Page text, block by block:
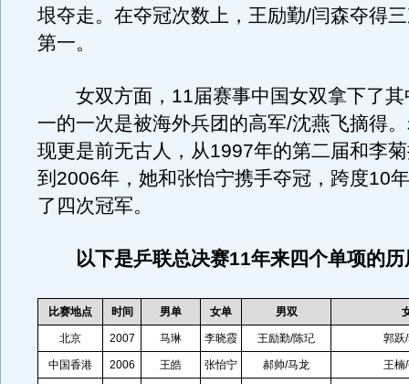
垠夺走。在夺冠次数上，王励勤/闫森夺得
第一。
女双方面，11届赛事中国女双拿下了其
一的一次是被海外兵团的高军/沈燕飞摘得
现更是前无古人，从1997年的第二届和李
到2006年，她和张怡宁携手夺冠，跨度10
了四次冠军。
以下是乒联总决赛11年来四个单项的历
比赛地点 时间 男单 女单 男双
北京 2007 马琳 李晓霞 王励勤/陈玘 郭跃
中国香港 2006 王皓 张怡宁 郝帅/马龙 王楠